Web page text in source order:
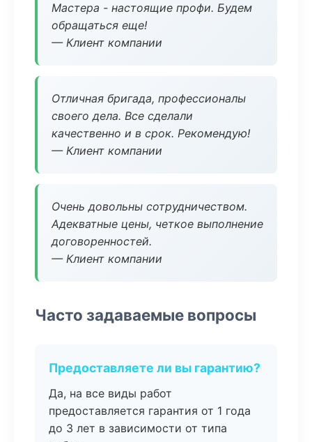
Мастера - настоящие профи. Будем
обращаться еще!
— Клиент компании
Отличная бригада, профессионалы
своего дела. Все сделали
качественно и в срок. Рекомендую!
— Клиент компании
Очень довольны сотрудничеством.
Адекватные цены, четкое выполнение
договоренностей.
— Клиент компании
Часто задаваемые вопросы
Предоставляете ли вы гарантию?
Да, на все виды работ
предоставляется гарантия от 1 года
до 3 лет в зависимости от типа